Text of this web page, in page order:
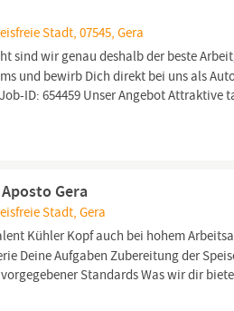
Stadt, 07545, Gera
sind wir genau deshalb der beste
und bewirb Dich direkt bei uns als
ID: 654459 Unser Angebot
Gera
Stadt, Gera
Kühler Kopf auch bei hohem
Deine Aufgaben Zubereitung der
Standards Was wir dir